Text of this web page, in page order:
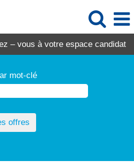
– vous à votre espace candidat
mot-clé